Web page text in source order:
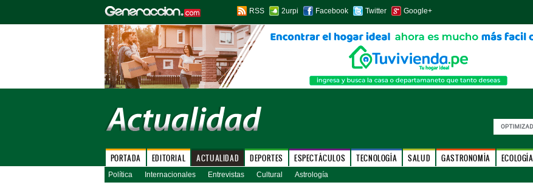
RSS 2urpi Facebook Twitter Google+
PORTADA EDITORIAL ACTUALIDAD DEPORTES ESPECTÁCULOS TECNOLOGÍA SALUD GASTRONOMÍA ECOLOGÍA
Política Internacionales Entrevistas Cultural Astrología